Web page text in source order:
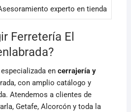
experto en tienda
Ferretería El
en cerrajería y
con amplio catálogo y
Atendemos a clientes de
Getafe, Alcorcón y toda la